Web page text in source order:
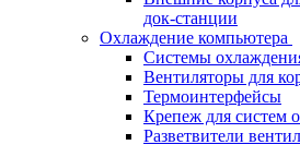
док-станции
Охлаждение компьютера
Системы
Вентиляторы для
Термоинтерфейсы
Крепеж для систем
Разветвители